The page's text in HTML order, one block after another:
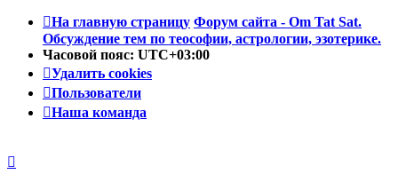
На главную страницу Форум сайта - Om Tat Sat.
Обсуждение тем по теософии, астрологии, эзотерике.
Часовой пояс: UTC+03:00
Удалить cookies
Пользователи
Наша команда